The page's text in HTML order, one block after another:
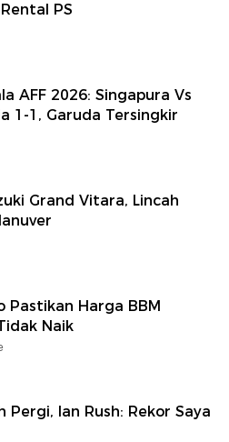
PS
AFF 2026: Singapura Vs
1-1, Garuda Tersingkir
Grand Vitara, Lincah
Pastikan Harga BBM
Naik
Pergi, Ian Rush: Rekor Saya